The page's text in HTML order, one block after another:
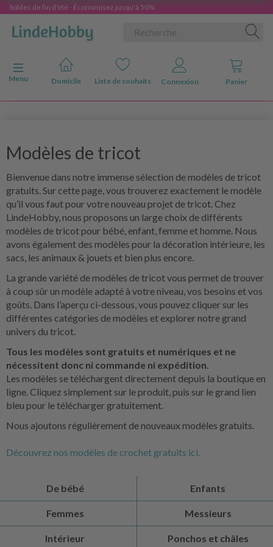
Soldes de fin d'été - Économisez jusqu'à 50%
Basculer la navigation
Menu
Domicile Liste de souhaits Connexion Panier
Modèles de tricot
Bienvenue dans notre immense sélection de modèles de tricot
gratuits. Sur cette page, vous trouverez exactement le modèle
qu’il vous faut pour votre nouveau projet de tricot. Chez
LindeHobby, nous proposons un large choix de différents
modèles de tricot pour bébé, enfant, femme et homme. Nous
avons également des modèles pour la décoration intérieure, les
sacs, les animaux & jouets et bien plus encore.
La grande variété de modèles de tricot vous permet de trouver
à coup sûr un modèle adapté à votre niveau, vos besoins et vos
goûts. Dans l’aperçu ci-dessous, vous pouvez cliquer sur les
différentes catégories de modèles et explorer notre grand
univers du tricot.
Tous les modèles sont gratuits et numériques et ne
nécessitent donc ni commande ni expédition.
Les modèles se téléchargent directement depuis la boutique en
ligne. Cliquez simplement sur le produit, puis sur le grand lien
bleu pour le télécharger gratuitement.
Nous ajoutons régulièrement de nouveaux modèles gratuits.
Découvrez nos modèles de crochet gratuits ici.
De bébé Enfants
Femmes Messieurs
Intérieur Ponchos et châles